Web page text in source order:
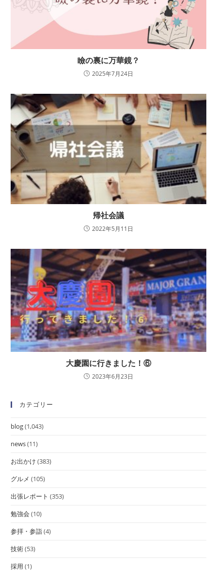
瞼の裏に万華鏡？
2025年7月24日
帰社会議
2022年5月11日
大慶園に行きました！⑥
2023年6月23日
カテゴリー
blog(1,043)
news(11)
お出かけ (383)
グルメ (105)
出張レポート (353)
勉強会 (10)
参拝・参詣(4)
技術(53)
採用 (1)